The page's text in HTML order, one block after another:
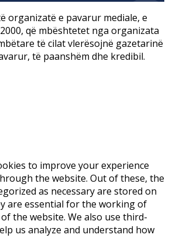
organizatë e pavarur mediale, e
që mbështetet nga organizata
të cilat vlerësojnë gazetarinë
të paanshëm dhe kredibil.
to improve your experience
the website. Out of these, the
as necessary are stored on
are essential for the working of
the website. We also use third-
us analyze and understand how